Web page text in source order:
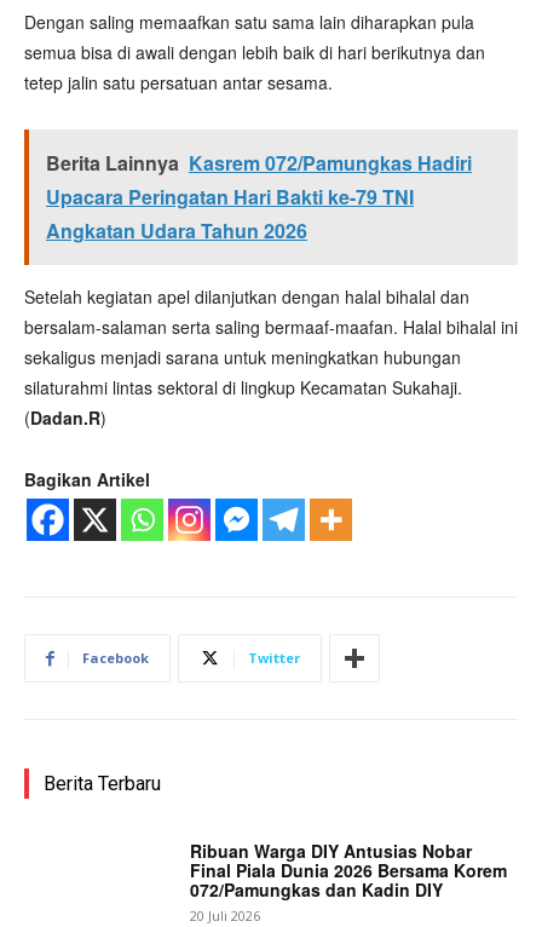
Dengan saling memaafkan satu sama lain diharapkan pula
semua bisa di awali dengan lebih baik di hari berikutnya dan
tetep jalin satu persatuan antar sesama.
Berita Lainnya Kasrem 072/Pamungkas Hadiri
Upacara Peringatan Hari Bakti ke-79 TNI
Angkatan Udara Tahun 2026
Setelah kegiatan apel dilanjutkan dengan halal bihalal dan
bersalam-salaman serta saling bermaaf-maafan. Halal bihalal ini
sekaligus menjadi sarana untuk meningkatkan hubungan
silaturahmi lintas sektoral di lingkup Kecamatan Sukahaji.
(Dadan.R)
Bagikan Artikel
Facebook Twitter
Berita Terbaru
Ribuan Warga DIY Antusias Nobar
Final Piala Dunia 2026 Bersama Korem
072/Pamungkas dan Kadin DIY
20 Juli 2026